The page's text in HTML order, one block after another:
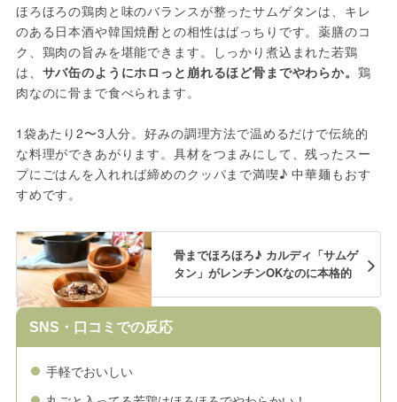
ほろほろの鶏肉と味のバランスが整ったサムゲタンは、キレ
のある日本酒や韓国焼酎との相性はばっちりです。薬膳のコ
ク、鶏肉の旨みを堪能できます。しっかり煮込まれた若鶏
は、 サバ缶のようにホロっと崩れるほど骨までやわらか。 鶏
肉なのに骨まで食べられます。
1袋あたり2〜3人分。好みの調理方法で温めるだけで伝統的
な料理ができあがります。具材をつまみにして、残ったスー
プにごはんを入れれば締めのクッパまで満喫♪ 中華麺もおす
すめです。
骨までほろほろ♪ カルディ「サムゲ
タン」がレンチンOKなのに本格的
SNS・口コミでの反応
手軽でおいしい